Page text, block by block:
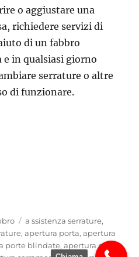
o aggiustare una
richiedere servizi di
di un fabbro
e in qualsiasi giorno
serrature o altre
di funzionare.
Tag
a ssistenza serrature,
,apertura porta,apertura
porte blindate,apertura porte